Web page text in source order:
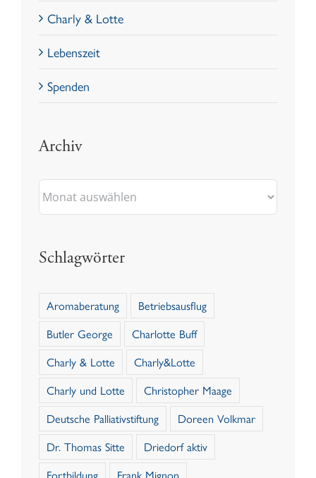
Charly & Lotte
Lebenszeit
Spenden
Archiv
Archiv
Schlagwörter
Aromaberatung
Betriebsausflug
Butler George
Charlotte Buff
Charly & Lotte
Charly&Lotte
Charly und Lotte
Christopher Maage
Deutsche Palliativstiftung
Doreen Volkmar
Dr. Thomas Sitte
Driedorf aktiv